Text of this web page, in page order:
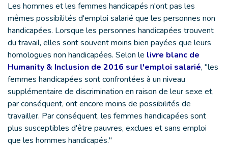
Les hommes et les femmes handicapés n'ont pas les
mêmes possibilités d'emploi salarié que les personnes non
handicapées. Lorsque les personnes handicapées trouvent
du travail, elles sont souvent moins bien payées que leurs
homologues non handicapées. Selon le livre blanc de
Humanity & Inclusion de 2016 sur l'emploi salarié, "les
femmes handicapées sont confrontées à un niveau
supplémentaire de discrimination en raison de leur sexe et,
par conséquent, ont encore moins de possibilités de
travailler. Par conséquent, les femmes handicapées sont
plus susceptibles d'être pauvres, exclues et sans emploi
que les hommes handicapés."